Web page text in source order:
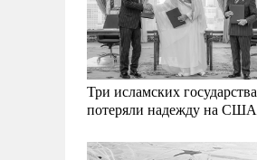
Три исламских государства
потеряли надежду на США